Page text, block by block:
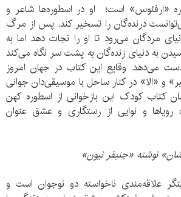
«ارفئوس» است؛ او در اسطوره‌ها شاعر و
درنده‌گان را تسخیر کند. پس از مرگ
مردگان می‌رود تا او را نجات دهد اما به
به دنیای زنده‌گان به پشت سر نگاه می‌کند
می‌دهد. وقایع این کتاب در جهان امروز
و «الا» در کنار ساحل با موسیقی‌دان جوانی
کتاب کودک این بازخوانی از اسطوره کهن
رویاها و نوایی از رستگاری و عشق عنوان
نوشته «جنیفر نیون»
علاقه‌مندی ناخواسته دو نوجوان است و